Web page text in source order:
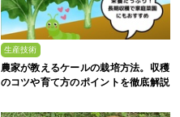
生産技術
農家が教えるケールの栽培方法。収穫
のコツや育て方のポイントを徹底解説